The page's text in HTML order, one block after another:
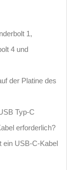
1,
4 und
der Platine des
Typ-C
erforderlich?
ein USB-C-Kabel